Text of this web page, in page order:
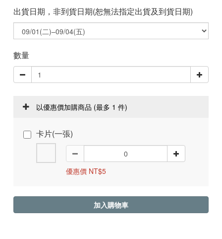
出貨日期，非到貨日期(恕無法指定出貨及到貨日期)
數量
以優惠價加購商品 (最多 1 件)
卡片(一張)
優惠價 NT$5
加入購物車